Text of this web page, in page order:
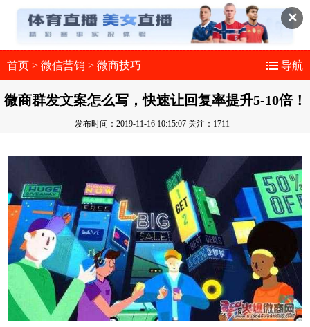
✕
首页 > 微信营销 > 微商技巧 导航
微商群发文案怎么写，快速让回复率提升5-10倍！
发布时间：2019-11-16 10:15:07 关注：1711